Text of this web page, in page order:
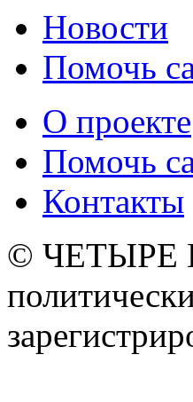
Новости
Помочь
О проекте
Помочь
Контакты
© ЧЕТЫРЕ